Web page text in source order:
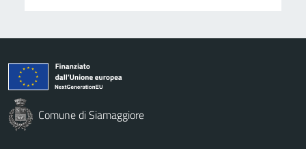
Comune di Siamaggiore